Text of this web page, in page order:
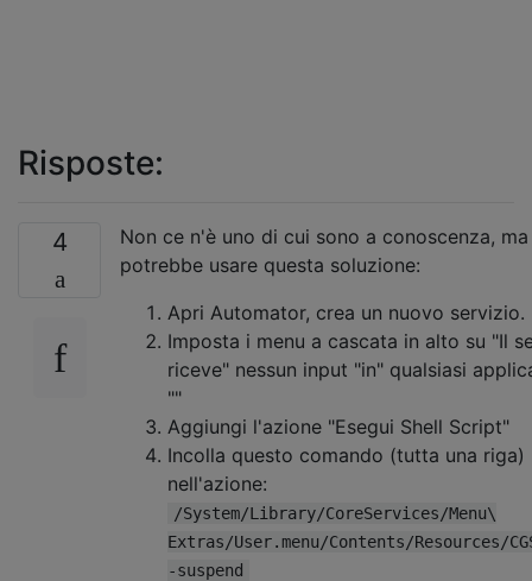
Risposte:
4
Non ce n'è uno di cui sono a conoscenza,
potrebbe usare questa soluzione:
Apri Automator, crea un nuovo servizio.
Imposta i menu a cascata in alto su "Il
riceve" nessun input "in" qualsiasi
""
Aggiungi l'azione "Esegui Shell Script"
Incolla questo comando (tutta una riga)
nell'azione:
/System/Library/CoreServices/Menu\
Extras/User.menu/Contents/Resources/
-suspend